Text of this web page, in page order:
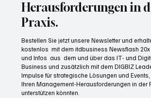
Herausforderungen in
Praxis.
Bestellen Sie jetzt unsere Newsletter und
kostenlos mit dem itdbusiness Newsflash
und Infos aus dem und über das IT- und
Business und zusätzlich mit dem DIGBIZ
Impulse für strategische Lösungen und
Ihren Management-Herausforderungen in der
unterstützen könnten.